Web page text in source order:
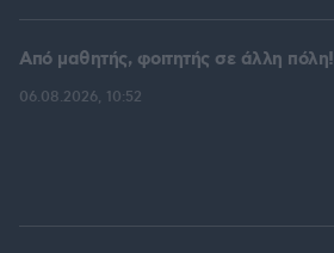
Από μαθητής, φοιτητής σε άλλη πόλη!
06.08.2026, 10:52